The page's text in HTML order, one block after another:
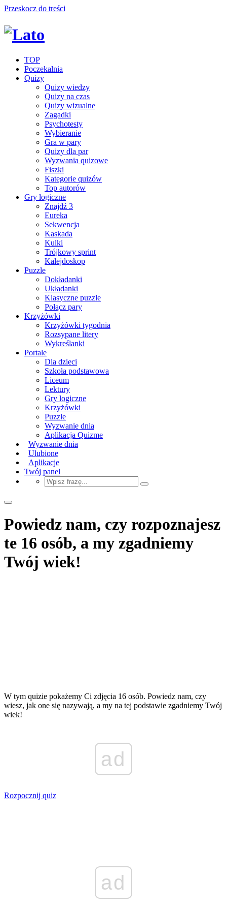
Przeskocz do treści
TOP
Poczekalnia
Quizy
Quizy wiedzy
Quizy na czas
Quizy wizualne
Zagadki
Psychotesty
Wybieranie
Gra w pary
Quizy dla par
Wyzwania quizowe
Fiszki
Kategorie quizów
Top autorów
Gry logiczne
Znajdź 3
Eureka
Sekwencja
Kaskada
Kulki
Trójkowy sprint
Kalejdoskop
Puzzle
Dokładanki
Układanki
Klasyczne puzzle
Połącz pary
Krzyżówki
Krzyżówki tygodnia
Rozsypane litery
Wykreślanki
Portale
Dla dzieci
Szkoła podstawowa
Liceum
Lektury
Gry logiczne
Krzyżówki
Puzzle
Wyzwanie dnia
Aplikacja Quizme
Wyzwanie dnia
Ulubione
Aplikacje
Twój panel
Powiedz nam, czy rozpoznajesz
te 16 osób, a my zgadniemy
Twój wiek!
W tym quizie pokażemy Ci zdjęcia 16 osób. Powiedz nam, czy
wiesz, jak one się nazywają, a my na tej podstawie zgadniemy Twój
wiek!
ad
Rozpocznij quiz
ad